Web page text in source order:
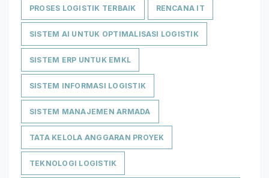
PROSES LOGISTIK TERBAIK RENCANA IT
SISTEM AI UNTUK OPTIMALISASI LOGISTIK
SISTEM ERP UNTUK EMKL
SISTEM INFORMASI LOGISTIK
SISTEM MANAJEMEN ARMADA
TATA KELOLA ANGGARAN PROYEK
TEKNOLOGI LOGISTIK